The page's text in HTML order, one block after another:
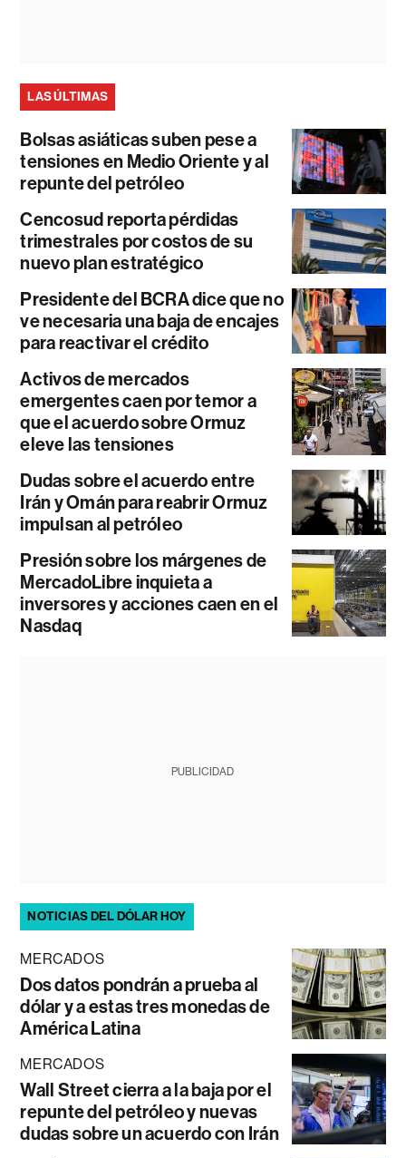
LAS ÚLTIMAS
Bolsas asiáticas suben pese a
tensiones en Medio Oriente y al
repunte del petróleo
Cencosud reporta pérdidas
trimestrales por costos de su
nuevo plan estratégico
Presidente del BCRA dice que no
ve necesaria una baja de encajes
para reactivar el crédito
Activos de mercados
emergentes caen por temor a
que el acuerdo sobre Ormuz
eleve las tensiones
Dudas sobre el acuerdo entre
Irán y Omán para reabrir Ormuz
impulsan al petróleo
Presión sobre los márgenes de
MercadoLibre inquieta a
inversores y acciones caen en el
Nasdaq
PUBLICIDAD
NOTICIAS DEL DÓLAR HOY
MERCADOS
Dos datos pondrán a prueba al
dólar y a estas tres monedas de
América Latina
MERCADOS
Wall Street cierra a la baja por el
repunte del petróleo y nuevas
dudas sobre un acuerdo con Irán